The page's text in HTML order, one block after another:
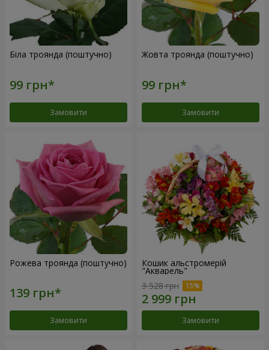
Біла троянда (поштучно)
Замовити
Жовта троянда (поштучно)
Замовити
Рожева троянда (поштучно)
Замовити
Кошик альстромерій
"Акварель"
3 528 грн
Замовити